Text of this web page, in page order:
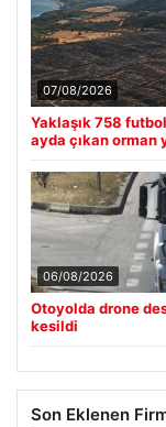
07/08/2026
Yaklaşık 758
ayda çıkan orman
06/08/2026
Otoyolda drone
kesildi
Son Eklenen